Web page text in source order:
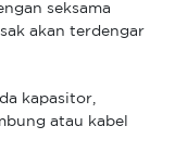
seksama
akan terdengar
kapasitor,
atau kabel